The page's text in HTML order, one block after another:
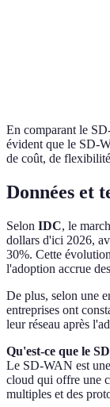
En comparant le
évident que le SD-
de coût, de
Données et
Selon IDC, le
dollars d'ici 2026,
30%. Cette
l'adoption accrue
De plus, selon une
entreprises ont
leur réseau après
Qu'est-ce que le
Le SD-WAN est
cloud qui offre une
multiples et des